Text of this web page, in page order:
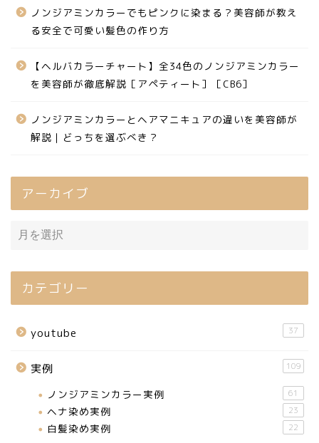
ノンジアミンカラーでもピンクに染まる？美容師が教え
る安全で可愛い髪色の作り方
【ヘルバカラーチャート】全34色のノンジアミンカラー
を美容師が徹底解説［アペティート］［CB6］
ノンジアミンカラーとヘアマニキュアの違いを美容師が
解説｜どっちを選ぶべき？
アーカイブ
カテゴリー
youtube 37
実例 109
ノンジアミンカラー実例 61
ヘナ染め実例 23
白髪染め実例 22